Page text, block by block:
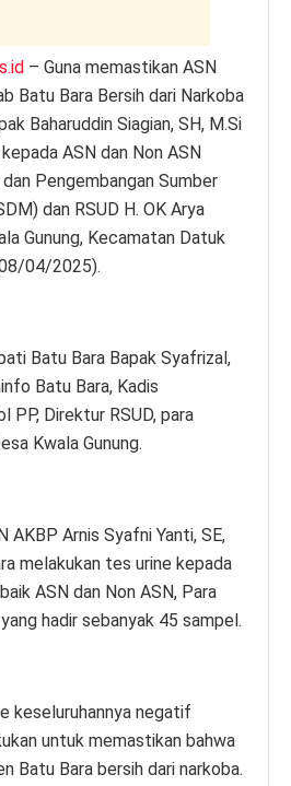
– Guna memastikan ASN
Batu Bara Bersih dari Narkoba
Baharuddin Siagian, SH, M.Si
ASN dan Non ASN
Pengembangan Sumber
dan RSUD H. OK Arya
Gunung, Kecamatan Datuk
04/2025).
Batu Bara Bapak Syafrizal,
Batu Bara, Kadis
PP, Direktur RSUD, para
Kwala Gunung.
AKBP Arnis Syafni Yanti, SE,
melakukan tes urine kepada
ASN dan Non ASN, Para
hadir sebanyak 45 sampel.
keseluruhannya negatif
untuk memastikan bahwa
Batu Bara bersih dari narkoba.